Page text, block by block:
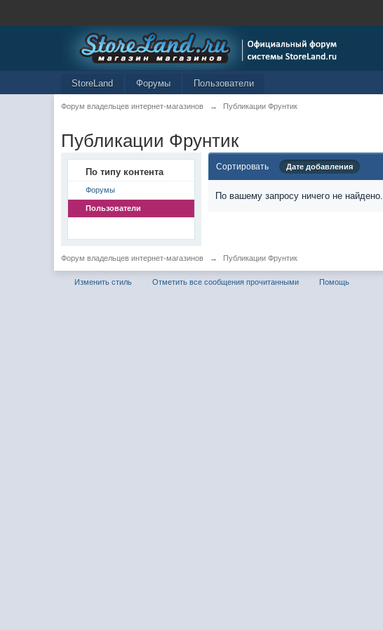
StoreLand Форумы Пользователи
Форум владельцев интернет-магазинов → Публикации Фрунтик
Публикации Фрунтик
По типу контента
Форумы
Пользователи
Сортировать Дате добавления
По вашему запросу ничего не найдено.
Форум владельцев интернет-магазинов → Публикации Фрунтик
Изменить стиль Отметить все сообщения прочитанными Помощь